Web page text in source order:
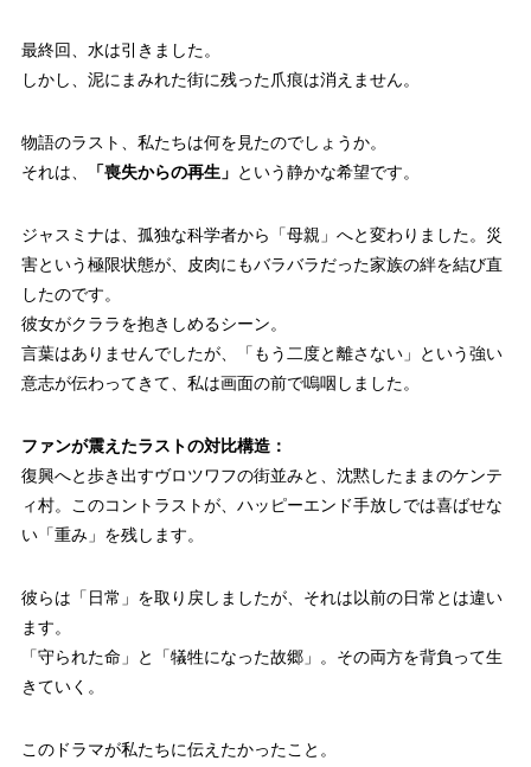
最終回、水は引きました。
しかし、泥にまみれた街に残った爪痕は消えません。
物語のラスト、私たちは何を見たのでしょうか。
それは、
「喪失からの再生」 という静かな希望です。
ジャスミナは、孤独な科学者から「母親」へと変わりました。災
害という極限状態が、皮肉にもバラバラだった家族の絆を結び直
したのです。
彼女がクララを抱きしめるシーン。
言葉はありませんでしたが、
「もう二度と離さない」
という強い
意志が伝わってきて、私は画面の前で嗚咽しました。
ファンが震えたラストの対比構造：
復興へと歩き出すヴロツワフの街並みと、沈黙したままのケンテ
ィ村。このコントラストが、ハッピーエンド手放しでは喜ばせな
い「重み」を残します。
彼らは「日常」を取り戻しましたが、それは以前の日常とは違い
ます。
「守られた命」と「犠牲になった故郷」。その両方を背負って生
きていく。
このドラマが私たちに伝えたかったこと。